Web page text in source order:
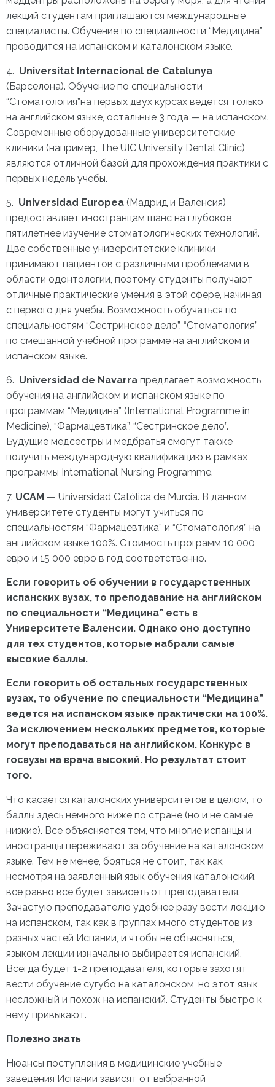
лекций студентам приглашаются международные
специалисты. Обучение по специальности “Медицина”
проводится на испанском и каталонском языке.
4. Universitat Internacional de Catalunya
(Барселона). Обучение по специальности
“Стоматология”на первых двух курсах ведется только
на английском языке, остальные 3 года — на испанском.
Современные оборудованные университетские
клиники (например, The UIC University Dental Clinic)
являются отличной базой для прохождения практики с
первых недель учебы.
5. Universidad Europea (Мадрид и Валенсия)
предоставляет иностранцам шанс на глубокое
пятилетнее изучение стоматологических технологий.
Две собственные университетские клиники
принимают пациентов с различными проблемами в
области одонтологии, поэтому студенты получают
отличные практические умения в этой сфере, начиная
с первого дня учебы. Возможность обучаться по
специальностям “Сестринское дело”, “Стоматология”
по смешанной учебной программе на английском и
испанском языке.
6. Universidad de Navarra предлагает возможность
обучения на английском и испанском языке по
программам “Медицина” (International Programme in
Medicine), “Фармацевтика”, “Сестринское дело”.
Будущие медсестры и медбратья смогут также
получить международную квалификацию в рамках
программы International Nursing Programme.
7. UCAM — Universidad Católica de Murcia. В данном
университете студенты могут учиться по
специальностям “Фармацевтика” и “Стоматология” на
английском языке 100%. Стоимость программ 10 000
евро и 15 000 евро в год соответственно.
Если говорить об обучении в государственных
испанских вузах, то преподавание на английском
по специальности “Медицина” есть в
Университете Валенсии. Однако оно доступно
для тех студентов, которые набрали самые
высокие баллы.
Если говорить об остальных государственных
вузах, то обучение по специальности “Медицина”
ведется на испанском языке практически на 100%.
За исключением нескольких предметов, которые
могут преподаваться на английском. Конкурс в
госвузы на врача высокий. Но результат стоит
того.
Что касается каталонских университетов в целом, то
баллы здесь немного ниже по стране (но и не самые
низкие). Все объясняется тем, что многие испанцы и
иностранцы переживают за обучение на каталонском
языке. Тем не менее, бояться не стоит, так как
несмотря на заявленный язык обучения каталонский,
все равно все будет зависеть от преподавателя.
Зачастую преподавателю удобнее разу вести лекцию
на испанском, так как в группах много студентов из
разных частей Испании, и чтобы не объясняться,
языком лекции изначально выбирается испанский.
Всегда будет 1-2 преподавателя, которые захотят
вести обучение сугубо на каталонском, но этот язык
несложный и похож на испанский. Студенты быстро к
нему привыкают.
Полезно знать
Нюансы поступления в медицинские учебные
заведения Испании зависят от выбранной